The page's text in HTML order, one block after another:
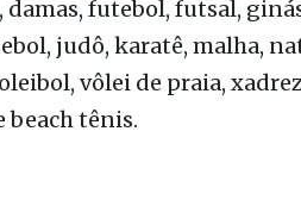
atletismo, badminton,
damas, futebol, futsal,
judô, karatê, malha,
tênis.